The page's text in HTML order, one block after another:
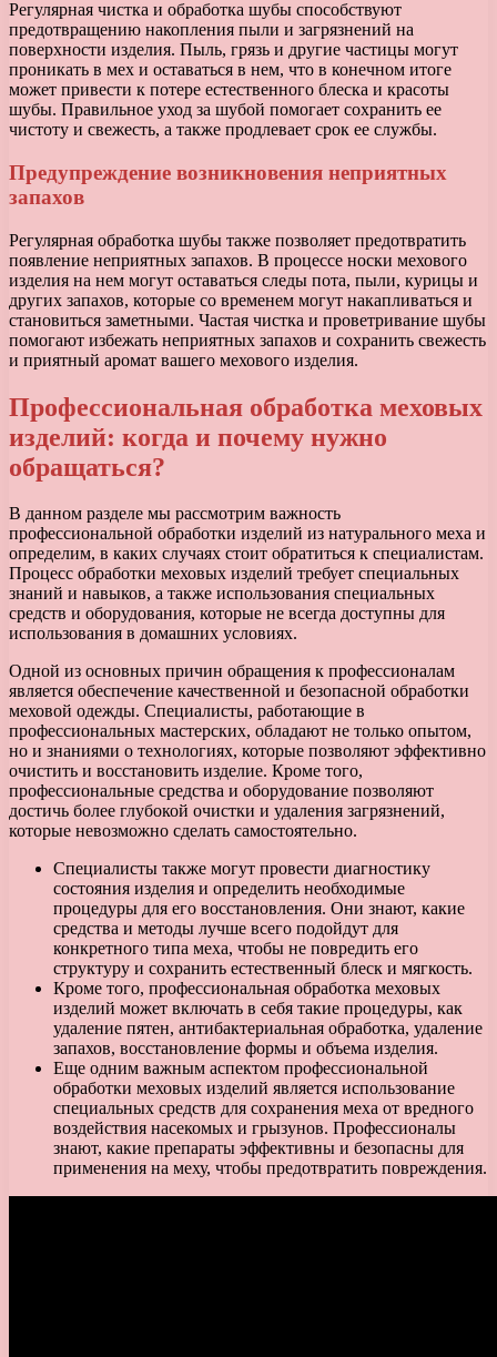
Регулярная чистка и обработка шубы способствуют
предотвращению накопления пыли и загрязнений на
поверхности изделия. Пыль, грязь и другие частицы могут
проникать в мех и оставаться в нем, что в конечном итоге
может привести к потере естественного блеска и красоты
шубы. Правильное уход за шубой помогает сохранить ее
чистоту и свежесть, а также продлевает срок ее службы.
Предупреждение возникновения неприятных
запахов
Регулярная обработка шубы также позволяет предотвратить
появление неприятных запахов. В процессе носки мехового
изделия на нем могут оставаться следы пота, пыли, курицы и
других запахов, которые со временем могут накапливаться и
становиться заметными. Частая чистка и проветривание шубы
помогают избежать неприятных запахов и сохранить свежесть
и приятный аромат вашего мехового изделия.
Профессиональная обработка меховых
изделий: когда и почему нужно
обращаться?
В данном разделе мы рассмотрим важность
профессиональной обработки изделий из натурального меха и
определим, в каких случаях стоит обратиться к специалистам.
Процесс обработки меховых изделий требует специальных
знаний и навыков, а также использования специальных
средств и оборудования, которые не всегда доступны для
использования в домашних условиях.
Одной из основных причин обращения к профессионалам
является обеспечение качественной и безопасной обработки
меховой одежды. Специалисты, работающие в
профессиональных мастерских, обладают не только опытом,
но и знаниями о технологиях, которые позволяют эффективно
очистить и восстановить изделие. Кроме того,
профессиональные средства и оборудование позволяют
достичь более глубокой очистки и удаления загрязнений,
которые невозможно сделать самостоятельно.
Специалисты также могут провести диагностику
состояния изделия и определить необходимые
процедуры для его восстановления. Они знают, какие
средства и методы лучше всего подойдут для
конкретного типа меха, чтобы не повредить его
структуру и сохранить естественный блеск и мягкость.
Кроме того, профессиональная обработка меховых
изделий может включать в себя такие процедуры, как
удаление пятен, антибактериальная обработка, удаление
запахов, восстановление формы и объема изделия.
Еще одним важным аспектом профессиональной
обработки меховых изделий является использование
специальных средств для сохранения меха от вредного
воздействия насекомых и грызунов. Профессионалы
знают, какие препараты эффективны и безопасны для
применения на меху, чтобы предотвратить повреждения.